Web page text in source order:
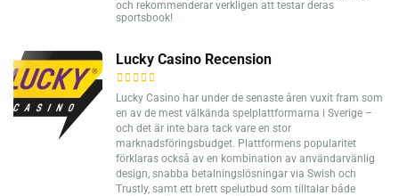
och rekommenderar verkligen att testar deras
sportsbook!
Lucky Casino Recension
Lucky Casino har under de senaste åren vuxit fram som
en av de mest välkända spelplattformarna i Sverige –
och det är inte bara tack vare en stor
marknadsföringsbudget. Plattformens popularitet
förklaras också av en kombination av användarvänlig
design, snabba betalningslösningar via Swish och
Trustly, samt ett brett spelutbud som tilltalar både